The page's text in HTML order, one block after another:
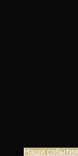
Наши события